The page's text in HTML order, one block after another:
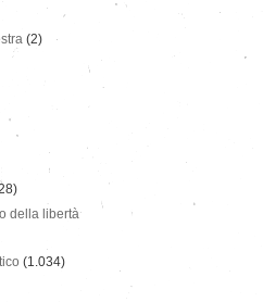
(2)
della libertà
(1.034)